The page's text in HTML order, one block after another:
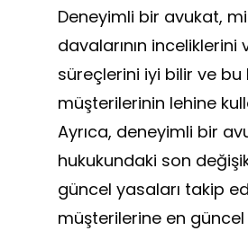
Deneyimli bir avukat,
davalarının inceliklerini
süreçlerini iyi bilir ve bu
müşterilerinin lehine
Ayrıca, deneyimli bir
hukukundaki son
güncel yasaları takip
müşterilerine en